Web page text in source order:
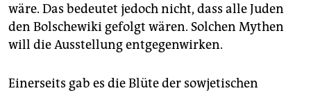
wäre. Das bedeutet jedoch nicht, dass alle Juden
den Bolschewiki gefolgt wären. Solchen Mythen
will die Ausstellung entgegenwirken.
Einerseits gab es die Blüte der sowjetischen